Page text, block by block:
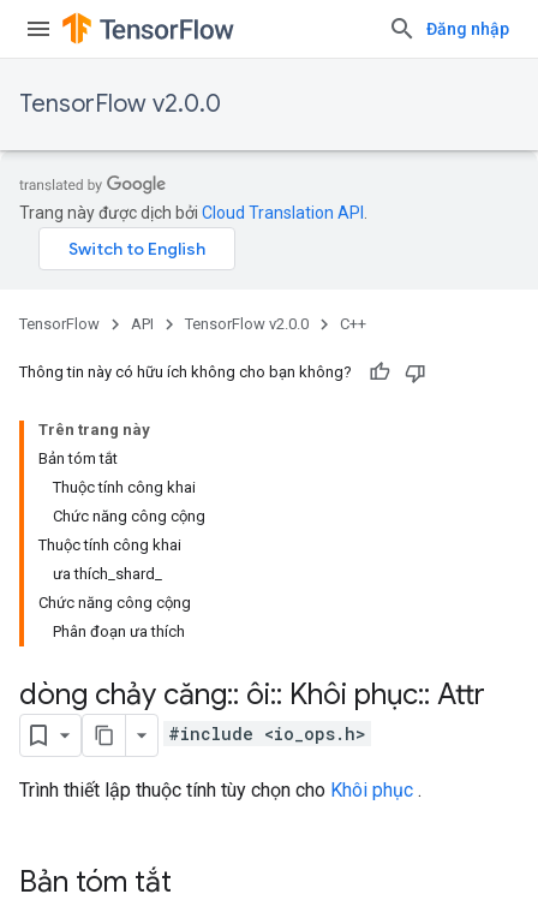
Đăng nhập
TensorFlow v2.0.0
Trang này được dịch bởi Cloud Translation API
TensorFlow API TensorFlow v2.0.0 C++
Thông tin này có hữu ích không cho bạn không?
Trên trang này
Bản tóm tắt
Thuộc tính công khai
Chức năng công cộng
Thuộc tính công khai
ưa thích_shard_
Chức năng công cộng
Phân đoạn ưa thích
dòng chảy căng:: ôi:: Khôi phục:: Attr
#include <io_ops.h>
Trình thiết lập thuộc tính tùy chọn cho Khôi phục .
Bản tóm tắt